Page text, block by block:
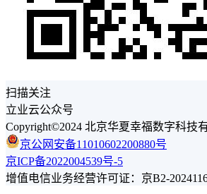
扫描关注
立业云公众号
Copyright©2024 北京华夏幸福数字科技
京公网安备11010602200880号
京ICP备2022004539号-5
增值电信业务经营许可证：京B2-